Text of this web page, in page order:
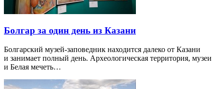
Болгар за один день из Казани
Болгарский музей-заповедник находится далеко от Казани
и занимает полный день. Археологическая территория, музеи
и Белая мечеть…